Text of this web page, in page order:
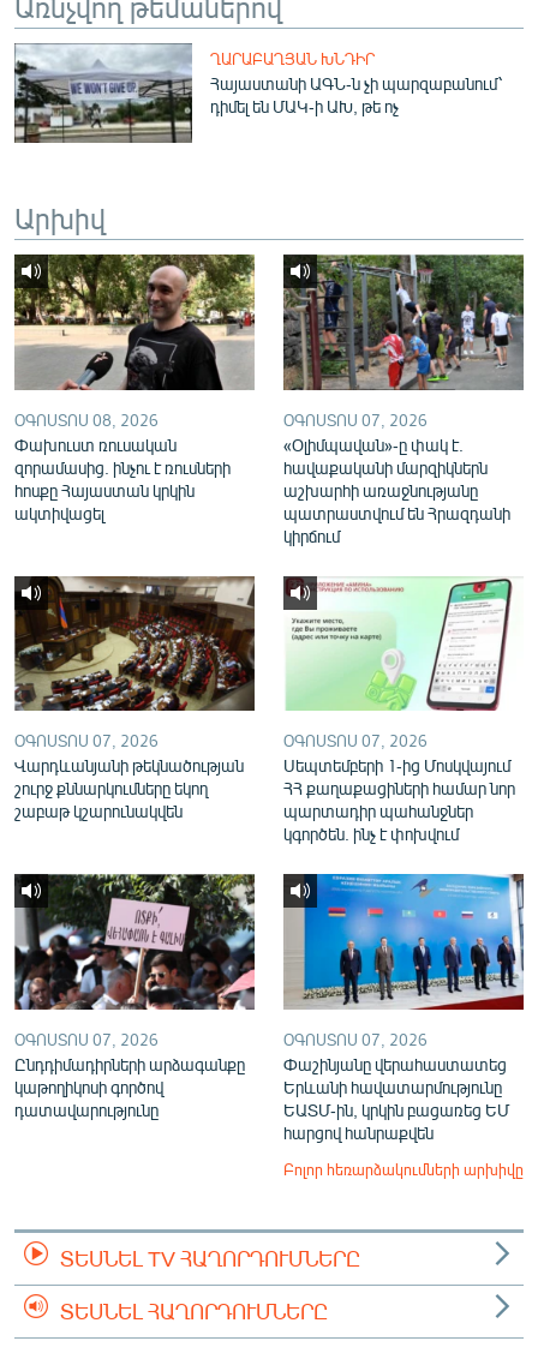
ԱՐԽԻՎ
ՏԵՍԱՆՅՈՒԹԵՐ
ԲԱՆԱՎԵՃ
Հայերեն
English
Русский
ՀԵՏԵՎԵՔ ՄԵԶ
«Ազատության» բոլոր կայքերը
ՂԱՐԱԲԱՂՅԱՆ ԽՆԴԻՐ
Հայաստանի ԱԳՆ-ն չի պարզաբանում՝
դիմել են ՄԱԿ-ի ԱԽ, թե ոչ
Արխիվ
ՕԳՈՍՏՈՍ 08, 2026
Փախուստ ռուսական
զորամասից. ինչու է ռուսների
հոսքը Հայաստան կրկին
ակտիվացել
ՕԳՈՍՏՈՍ 07, 2026
«Օլիմպավան»-ը փակ է.
հավաքականի մարզիկներն
աշխարհի առաջնությանը
պատրաստվում են Հրազդանի
կիրճում
ՕԳՈՍՏՈՍ 07, 2026
Վարդևանյանի թեկնածության
շուրջ քննարկումները եկող
շաբաթ կշարունակվեն
ՕԳՈՍՏՈՍ 07, 2026
Սեպտեմբերի 1-ից Մոսկվայում
ՀՀ քաղաքացիների համար նոր
պարտադիր պահանջներ
կգործեն. ինչ է փոխվում
ՕԳՈՍՏՈՍ 07, 2026
Ընդդիմադիրների արձագանքը
կաթողիկոսի գործով
դատավարությունը
ՕԳՈՍՏՈՍ 07, 2026
Փաշինյանը վերահաստատեց
Երևանի հավատարմությունը
ԵԱՏՄ-ին, կրկին բացառեց ԵՄ
հարցով հանրաքվեն
Բոլոր հեռարձակումների արխիվը
ՏԵՍՆԵԼ TV ՀԱՂՈՐԴՈՒՄՆԵՐԸ
ՏԵՍՆԵԼ ՀԱՂՈՐԴՈՒՄՆԵՐԸ